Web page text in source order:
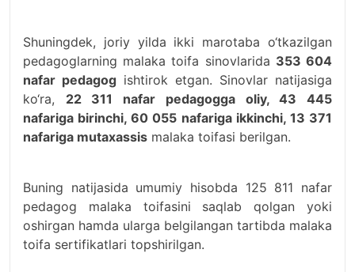
Shuningdek, joriy yilda ikki marotaba o‘tkazilgan
pedagoglarning malaka toifa sinovlarida 353 604
nafar pedagog ishtirok etgan. Sinovlar natijasiga
ko‘ra, 22 311 nafar pedagogga oliy, 43 445
nafariga birinchi, 60 055 nafariga ikkinchi, 13 371
nafariga mutaxassis malaka toifasi berilgan.
Buning natijasida umumiy hisobda 125 811 nafar
pedagog malaka toifasini saqlab qolgan yoki
oshirgan hamda ularga belgilangan tartibda malaka
toifa sertifikatlari topshirilgan.